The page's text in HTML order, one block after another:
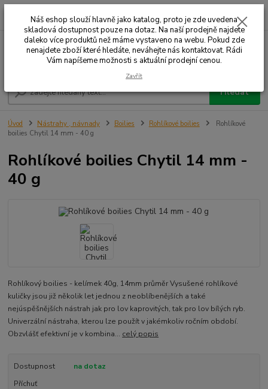
Menu
Hledat
+420 732 707 573 za
Úvod Nástrahy , návnady Boilies Rohlíkové boilies
Rohlíkové
boilies Chytil 14 mm - 40 g
Rohlíkové boilies Chytil 14 mm -
40 g
Rohlíkový boilies - kelímek 40g, 14mm průměr Vysušené rohlíkové
kuličky jsou již několik let jednou z neoblíbenějších a také
nejúspěšnějších nástrah jak pro lov kaprovitých, tak pro lov bílých ryb.
Univerzální nástraha, kterou lze použít v jakémkoliv ročním období.
Obzvlášť efektivní je v kombina... celý popis
Dostupnost
na dotaz
Příchuť
Náš eshop slouží hlavně jako katalog, proto je zde uvedena
skladová dostupnost pouze na dotaz. Na naší prodejně najdete
daleko více produktů než máme vystaveno na webu. Pokud zde
nenajdete zboží které hledáte, neváhejte nás kontaktovat. Rádi
Vám napíšeme možnosti s aktuální prodejní cenou.
Zavřít